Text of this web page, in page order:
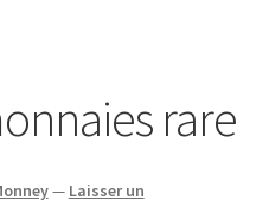
rare
— Laisser un